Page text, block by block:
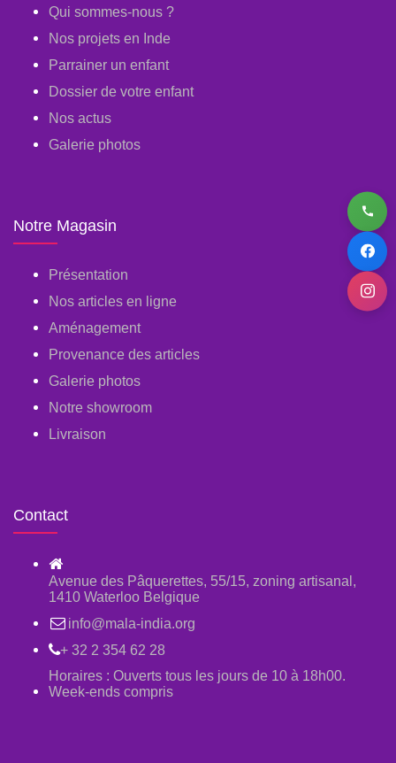
Qui sommes-nous ?
Nos projets en Inde
Parrainer un enfant
Dossier de votre enfant
Nos actus
Galerie photos
Notre Magasin
Présentation
Nos articles en ligne
Aménagement
Provenance des articles
Galerie photos
Notre showroom
Livraison
Contact
Avenue des Pâquerettes, 55/15, zoning artisanal,
1410 Waterloo Belgique
info@mala-india.org
+ 32 2 354 62 28
Horaires : Ouverts tous les jours de 10 à 18h00.
Week-ends compris